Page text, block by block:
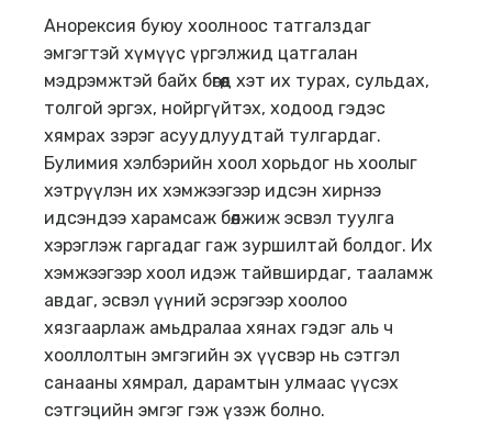
Анорексия буюу хоолноос татгалздаг
эмгэгтэй хүмүүс үргэлжид цатгалан
мэдрэмжтэй байх бөгөөд хэт их турах, сульдах,
толгой эргэх, нойргүйтэх, ходоод гэдэс
хямрах зэрэг асуудлуудтай тулгардаг.
Булимия хэлбэрийн хоол хорьдог нь хоолыг
хэтрүүлэн их хэмжээгээр идсэн хирнээ
идсэндээ харамсаж бөөлжиж эсвэл туулга
хэрэглэж гаргадаг гаж зуршилтай болдог. Их
хэмжээгээр хоол идэж тайвширдаг, тааламж
авдаг, эсвэл үүний эсрэгээр хоолоо
хязгаарлаж амьдралаа хянах гэдэг аль ч
хооллолтын эмгэгийн эх үүсвэр нь сэтгэл
санааны хямрал, дарамтын улмаас үүсэх
сэтгэцийн эмгэг гэж үзэж болно.